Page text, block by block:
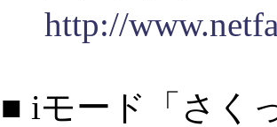
http://
■ iモード「さく